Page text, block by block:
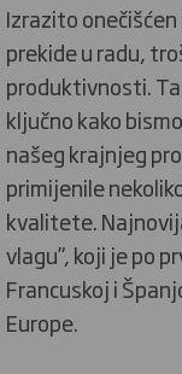
Izrazito
prekide u radu,
produktivnosti.
ključno kako
našeg krajnjeg
primijenile
kvalitete.
vlagu”, koji je po
Francuskoj i
Europe.